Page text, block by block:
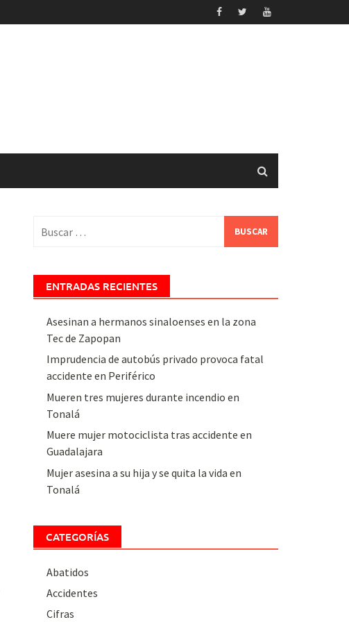
ENTRADAS RECIENTES
Asesinan a hermanos sinaloenses en la zona
Tec de Zapopan
Imprudencia de autobús privado provoca fatal
accidente en Periférico
Mueren tres mujeres durante incendio en
Tonalá
Muere mujer motociclista tras accidente en
Guadalajara
Mujer asesina a su hija y se quita la vida en
Tonalá
CATEGORÍAS
Abatidos
Accidentes
Cifras